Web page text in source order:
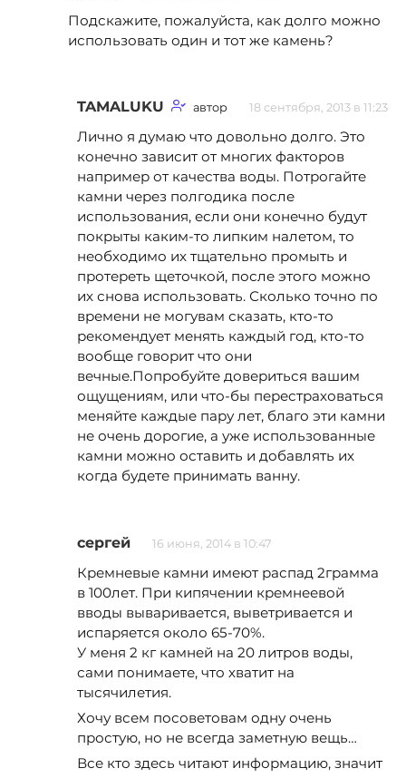
Подскажите, пожалуйста, как долго можно
использовать один и тот же камень?
TAMALUKU автор 18 сентября, 2013 в 11:23
Лично я думаю что довольно долго. Это
конечно зависит от многих факторов
например от качества воды. Потрогайте
камни через полгодика после
использования, если они конечно будут
покрыты каким-то липким налетом, то
необходимо их тщательно промыть и
протереть щеточкой, после этого можно
их снова использовать. Сколько точно по
времени не могувам сказать, кто-то
рекомендует менять каждый год, кто-то
вообще говорит что они
вечные.Попробуйте довериться вашим
ощущениям, или что-бы перестраховаться
меняйте каждые пару лет, благо эти камни
не очень дорогие, а уже использованные
камни можно оставить и добавлять их
когда будете принимать ванну.
сергей 16 июня, 2014 в 10:47
Кремневые камни имеют распад 2грамма
в 100лет. При кипячении кремнеевой
вводы вываривается, выветривается и
испаряется около 65-70%.
У меня 2 кг камней на 20 литров воды,
сами понимаете, что хватит на
тысячилетия.
Хочу всем посоветовам одну очень
простую, но не всегда заметную вещь…
Все кто здесь читают информацию, значит